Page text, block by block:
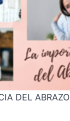
DEL ABRAZO